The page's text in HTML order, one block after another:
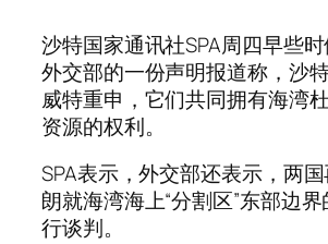
沙特国家通讯社SPA周四早些
外交部的一份声明报道称，沙
威特重申，它们共同拥有海湾
资源的权利。
SPA表示，外交部还表示，两
朗就海湾海上“分割区”东部边
行谈判。